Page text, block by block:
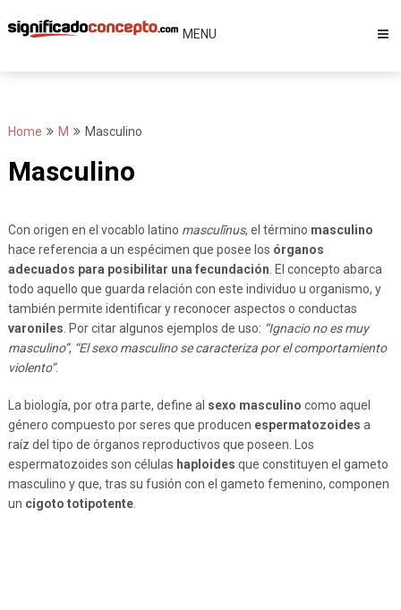
to
MENU
Home M Masculino
Masculino
Con origen en el vocablo latino masculīnus, el término masculino
hace referencia a un espécimen que posee los órganos
adecuados para posibilitar una fecundación . El concepto abarca
todo aquello que guarda relación con este individuo u organismo, y
también permite identificar y reconocer aspectos o conductas
varoniles . Por citar algunos ejemplos de uso: “Ignacio no es muy
masculino”, “El sexo masculino se caracteriza por el comportamiento
violento”.
La biología, por otra parte, define al sexo masculino como aquel
género compuesto por seres que producen espermatozoides a
raíz del tipo de órganos reproductivos que poseen. Los
espermatozoides son células haploides que constituyen el gameto
masculino y que, tras su fusión con el gameto femenino, componen
un cigoto totipotente.